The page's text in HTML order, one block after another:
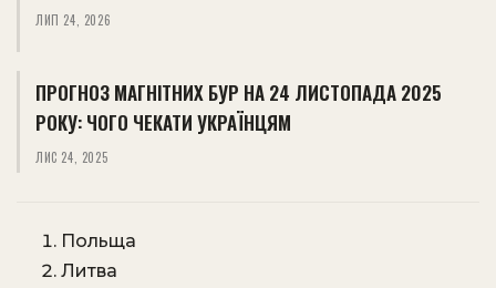
ЛИП 24, 2026
ПРОГНОЗ МАГНІТНИХ БУР НА 24 ЛИСТОПАДА 2025
РОКУ: ЧОГО ЧЕКАТИ УКРАЇНЦЯМ
ЛИС 24, 2025
Польща
Литва